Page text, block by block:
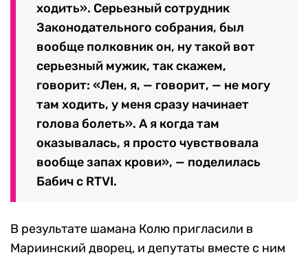
ходить». Серьезный сотрудник
Законодательного собрания, был
вообще полковник он, ну такой вот
серьезный мужик, так скажем,
говорит: «Лен, я, — говорит, — не могу
там ходить, у меня сразу начинает
голова болеть». А я когда там
оказывалась, я просто чувствовала
вообще запах крови», — поделилась
Бабич с RTVI.
В результате шамана Колю пригласили в
Мариинский дворец, и депутаты вместе с ним